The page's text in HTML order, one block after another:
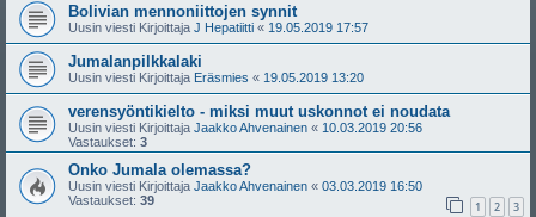
Bolivian mennoniittojen synnit
Uusin viesti Kirjoittaja J Hepatiitti « 19.05.2019 17:57
Jumalanpilkkalaki
Uusin viesti Kirjoittaja Eräsmies « 19.05.2019 13:20
verensyöntikielto - miksi muut uskonnot ei noudata
Uusin viesti Kirjoittaja Jaakko Ahvenainen « 10.03.2019 20:56
Vastaukset: 3
Onko Jumala olemassa?
Uusin viesti Kirjoittaja Jaakko Ahvenainen « 03.03.2019 16:50
Vastaukset: 39 1 2 3